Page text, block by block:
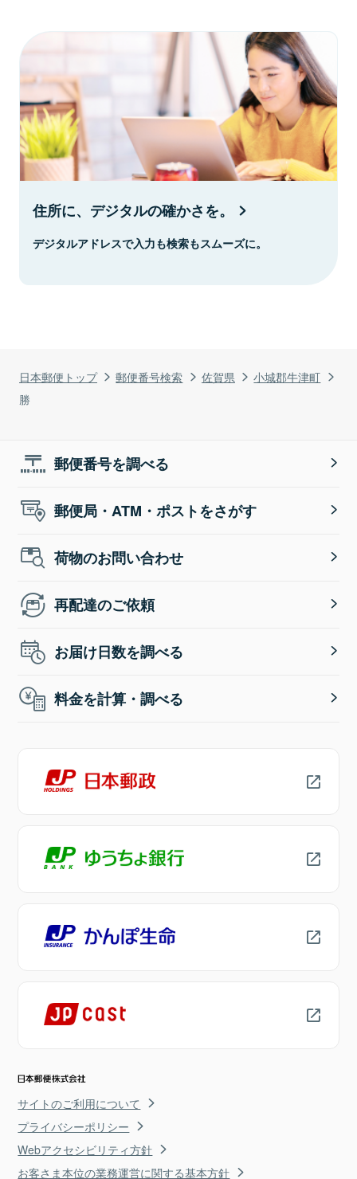
日本郵便トップ 郵便番号検索 佐賀県
小城郡牛津町
勝
住所に、デジタルの確かさを。
デジタルアドレスで入力も検索もスムーズに。
郵便番号を調べる
郵便局・ATM・ポストをさがす
荷物のお問い合わせ
再配達のご依頼
お届け日数を調べる
料金を計算・調べる
サイトのご利用について
プライバシーポリシー
Webアクセシビリティ方針
お客さま本位の業務運営に関する基本方針